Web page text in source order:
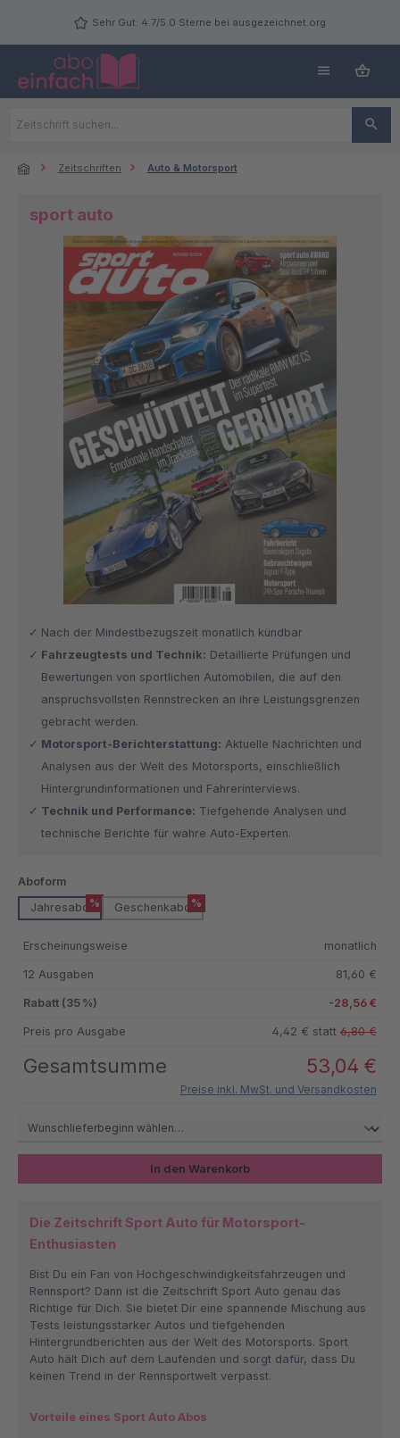
Zum Hauptinhalt springenSehr Gut: 4.7/5.0 Sterne bei ausgezeichnet.org
Zeitschriften Auto & Motorsport
sport auto
Nach der Mindestbezugszeit monatlich kündbar
Fahrzeugtests und Technik: Detaillierte Prüfungen und
Bewertungen von sportlichen Automobilen, die auf den
anspruchsvollsten Rennstrecken an ihre Leistungsgrenzen
gebracht werden.
Motorsport-Berichterstattung: Aktuelle Nachrichten und
Analysen aus der Welt des Motorsports, einschließlich
Hintergrundinformationen und Fahrerinterviews.
Technik und Performance: Tiefgehende Analysen und
technische Berichte für wahre Auto-Experten.
Aboform
Jahresabo % Geschenkabo %
Erscheinungsweise monatlich
12 Ausgaben 81,60 €
Rabatt (35 %) -28,56 €
Preis pro Ausgabe 4,42 € statt6,80 €
Gesamtsumme 53,04 €
Preise inkl. MwSt. und Versandkosten
In den Warenkorb
Die Zeitschrift Sport Auto für Motorsport-
Enthusiasten
Bist Du ein Fan von Hochgeschwindigkeitsfahrzeugen und
Rennsport? Dann ist die Zeitschrift Sport Auto genau das
Richtige für Dich. Sie bietet Dir eine spannende Mischung aus
Tests leistungsstarker Autos und tiefgehenden
Hintergrundberichten aus der Welt des Motorsports. Sport
Auto hält Dich auf dem Laufenden und sorgt dafür, dass Du
keinen Trend in der Rennsportwelt verpasst.
Vorteile eines Sport Auto Abos